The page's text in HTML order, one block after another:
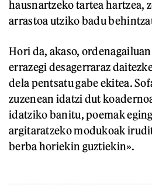
hausnartzeko tartea hartzea,
arrastoa utziko badu
Hori da, akaso,
errazegi desagerraraz
dela pentsatu gabe ekitea.
zuzenean idatzi dut
idatziko banitu, poemak
argitaratzeko modukoak
berba horiekin guztiekin».